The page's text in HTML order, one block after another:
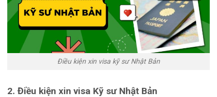
Điều kiện xin visa kỹ sư Nhật Bản
2. Điều kiện xin visa Kỹ sư Nhật Bản